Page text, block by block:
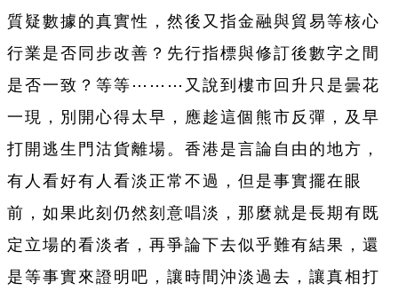
質疑數據的真實性，然後又指金融與貿易等核心
行業是否同步改善？先行指標與修訂後數字之間
是否一致？等等⋯⋯⋯又說到樓市回升只是曇花
一現，別開心得太早，應趁這個熊市反彈，及早
打開逃生門沽貨離場。香港是言論自由的地方，
有人看好有人看淡正常不過，但是事實擺在眼
前，如果此刻仍然刻意唱淡，那麼就是長期有既
定立場的看淡者，再爭論下去似乎難有結果，還
是等事實來證明吧，讓時間沖淡過去，讓真相打